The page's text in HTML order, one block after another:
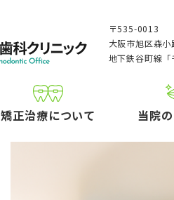
〒535-0013
大阪市旭区森
地下鉄谷町線
矯正治療について 当院